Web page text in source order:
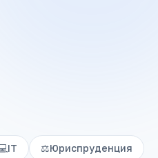
IT ⚖️Юриспруденция